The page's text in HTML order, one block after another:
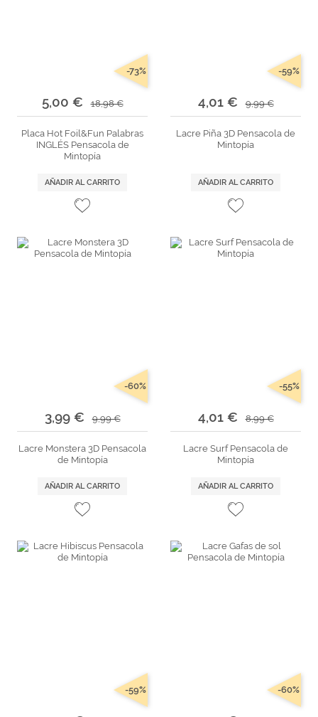
5,00 € 18,98 €
-73%
Placa Hot Foil&Fun Palabras
INGLÉS Pensacola de
Mintopía
AÑADIR AL CARRITO
4,01 € 9,99 €
-59%
Lacre Piña 3D Pensacola de
Mintopía
AÑADIR AL CARRITO
3,99 € 9,99 €
-60%
Lacre Monstera 3D Pensacola
de Mintopía
AÑADIR AL CARRITO
4,01 € 8,99 €
-55%
Lacre Surf Pensacola de
Mintopía
AÑADIR AL CARRITO
-59% -60%